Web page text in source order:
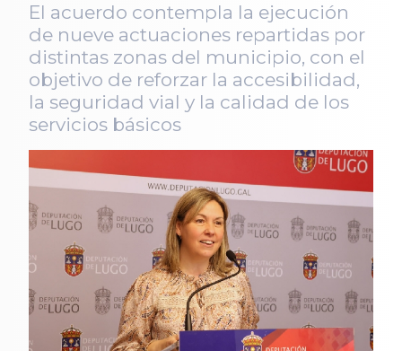
El acuerdo contempla la ejecución
de nueve actuaciones repartidas por
distintas zonas del municipio, con el
objetivo de reforzar la accesibilidad,
la seguridad vial y la calidad de los
servicios básicos